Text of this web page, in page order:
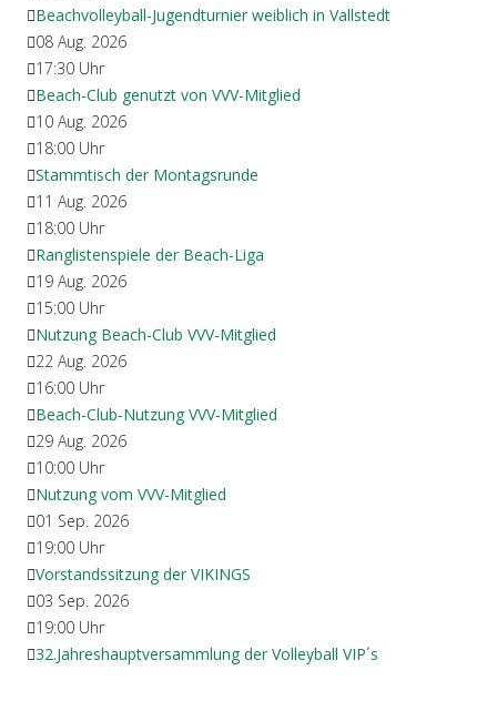
Beachvolleyball-Jugendturnier weiblich in Vallstedt
08 Aug. 2026
17:30 Uhr
Beach-Club genutzt von VVV-Mitglied
10 Aug. 2026
18:00 Uhr
Stammtisch der Montagsrunde
11 Aug. 2026
18:00 Uhr
Ranglistenspiele der Beach-Liga
19 Aug. 2026
15:00 Uhr
Nutzung Beach-Club VVV-Mitglied
22 Aug. 2026
16:00 Uhr
Beach-Club-Nutzung VVV-Mitglied
29 Aug. 2026
10:00 Uhr
Nutzung vom VVV-Mitglied
01 Sep. 2026
19:00 Uhr
Vorstandssitzung der VIKINGS
03 Sep. 2026
19:00 Uhr
32.Jahreshauptversammlung der Volleyball VIP´s